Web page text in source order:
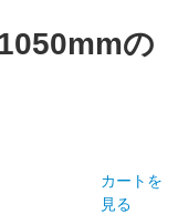
の
カートを
見る